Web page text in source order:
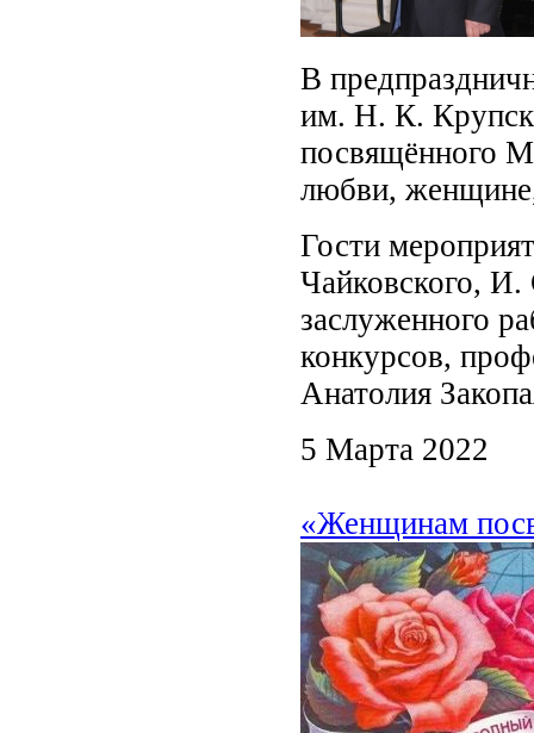
В
им. Н. К.
посвящённого
любви,
Гости
Чайковского,
заслуженного
конкурсов,
Анатолия
5 Марта 2022
«Женщинам